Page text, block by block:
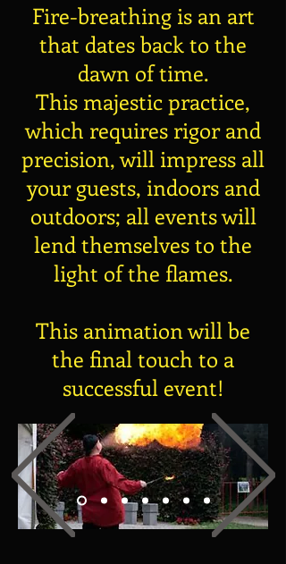
Fire-breathing is an art
that dates back to the
dawn of time.
This majestic practice,
which requires rigor and
precision, will impress all
your guests, indoors and
outdoors; all events will
lend themselves to the
light of the flames.
This animation will be
the final touch to a
successful event!